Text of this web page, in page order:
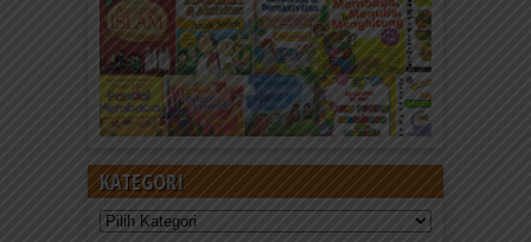
KATEGORI
Kategori